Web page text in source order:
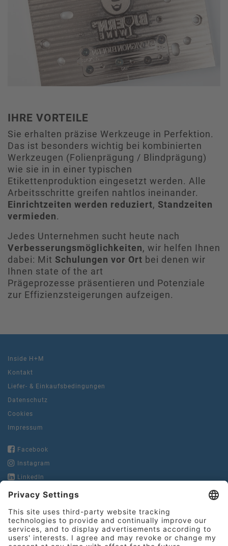
IHRE VORTEILE
Sie erhalten präzise Werkzeuge in Perfektion.
Das ist besonders wichtig bei kombinierten
Werkzeugen (Folienprägung / Blindprägung)
wie sie in in einer typischen
Etikettenproduktion eingesetzt werden. Alle
Arbeitsschritte greifen nahtlos ineinander.
Einrichtzeiten werden reduziert, Standzeiten
vermieden.
Jedes Unternehmen sucht heute nach
Verbesserungsmöglichkeiten, wir helfen Ihnen
dabei: Mit Schulungen vor Ort bei denen wir
Ihnen state of the art
Prägeprozesse präsentieren und Potenziale
zur Effizienzsteigerungen aufzeigen.
Inside H+M
Kontakt
Liefer- & Einkaufsbedingungen
Datenschutz
Cookies
Impressum
Facebook
Instagram
LinkedIn
YouTube
Hinderer + Mühlich
GmbH & Co. KG